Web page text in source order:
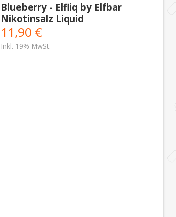
Blueberry - Elfliq by Elfbar
Nikotinsalz Liquid
11,90 €
Inkl. 19% MwSt.